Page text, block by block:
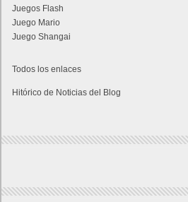
Juegos Flash
Juego Mario
Juego Shangai
Todos los enlaces
Hitórico de Noticias del Blog